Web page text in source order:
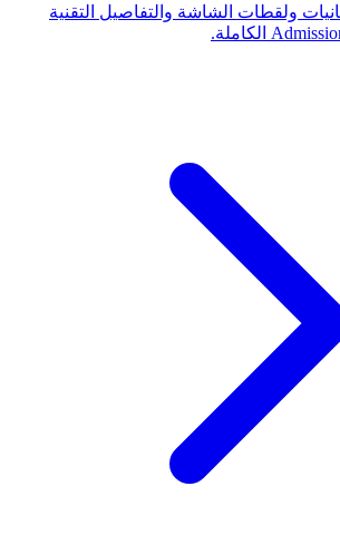
ولقطات الشاشة والتفاصيل التقنية